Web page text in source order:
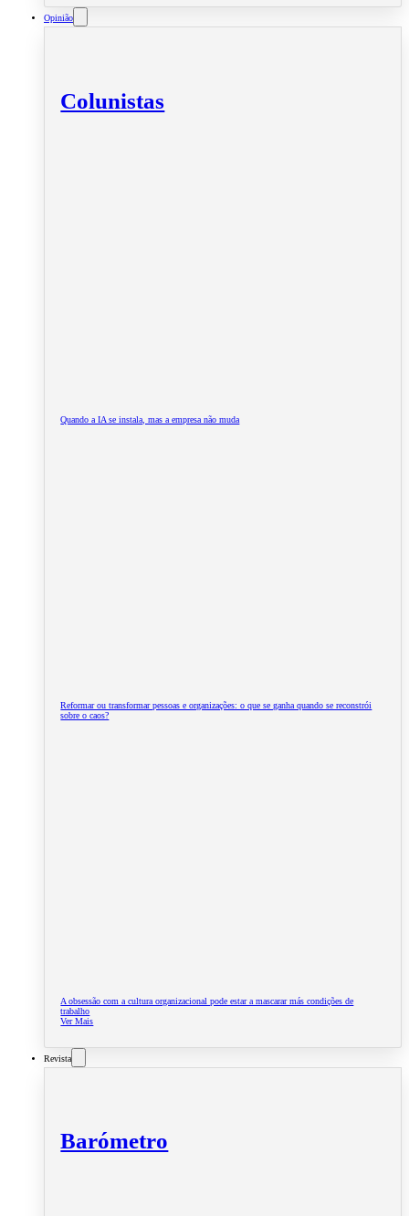
Opinião
Colunistas
Quando a IA se instala, mas a empresa não muda
Reformar ou transformar pessoas e organizações: o que se ganha quando se reconstrói
sobre o caos?
A obsessão com a cultura organizacional pode estar a mascarar más condições de
trabalho
Ver Mais
Revista
Barómetro